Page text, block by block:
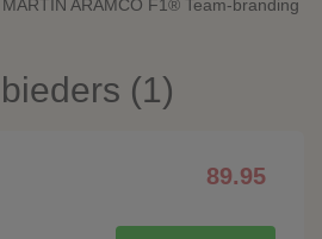
ARAMCO F1® Team-branding
(1)
89.95